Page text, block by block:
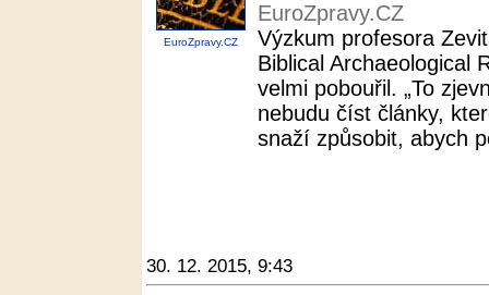
EuroZpravy.CZ
EuroZpravy.CZ
Výzkum profesora
Biblical Archaeological
velmi pobouřil. „To
nebudu číst články,
snaží způsobit, abych
30. 12. 2015, 9:43